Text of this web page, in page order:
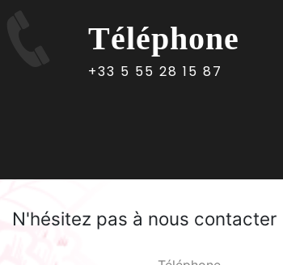
Téléphone
+33 5 55 28 15 87
N'hésitez pas à nous contacter